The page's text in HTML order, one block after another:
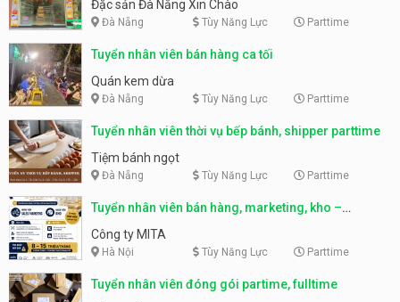
Đặc sản Đà Nẵng Xin Chào
Đà Nẵng Tùy Năng Lực Parttime
Tuyển nhân viên bán hàng ca tối
Quán kem dừa
Đà Nẵng Tùy Năng Lực Parttime
Tuyển nhân viên thời vụ bếp bánh, shipper parttime
Tiệm bánh ngọt
Đà Nẵng Tùy Năng Lực Parttime
Tuyển nhân viên bán hàng, marketing, kho –
parttime, fulltime
Công ty MITA
Hà Nội Tùy Năng Lực Parttime
Tuyển nhân viên đóng gói partime, fulltime